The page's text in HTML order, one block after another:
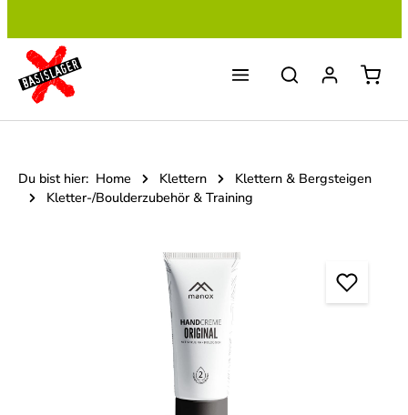
Du bist hier: Home Klettern
Klettern & Bergsteigen
Kletter-/Boulderzubehör & Training
Bildergalerie überspringen